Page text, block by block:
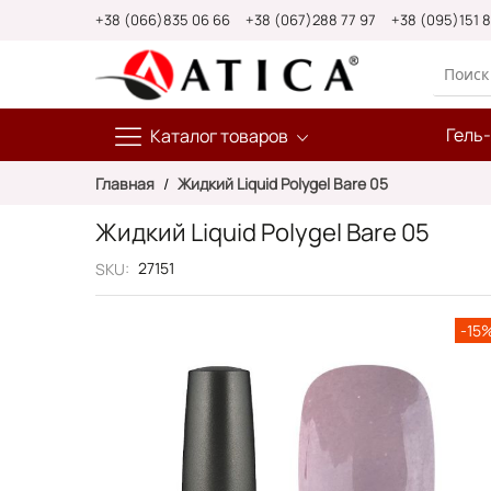
+38 (066)835 06 66 +38 (067)288 77 97 +38 (095)151
Каталог товаров
Главная Жидкий Liquid Polygel Bare 05
Жидкий Liquid Polygel Bare 05
SKU 27151
изображений
-